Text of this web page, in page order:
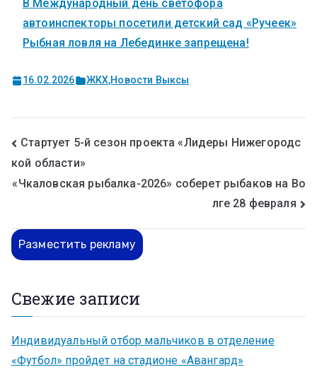
В Международный день светофора
автоинспекторы посетили детский сад «Ручеек»
Рыбная ловля на Лебединке запрещена!
16.02.2026 ЖКХ,Новости Выксы
Стартует 5-й сезон проекта «Лидеры Нижегородс
кой области»
«Чкаловская рыбалка-2026» соберет рыбаков на Во
лге 28 февраля
Разместить рекламу
Свежие записи
Индивидуальный отбор мальчиков в отделение
«Футбол» пройдет на стадионе «Авангард»